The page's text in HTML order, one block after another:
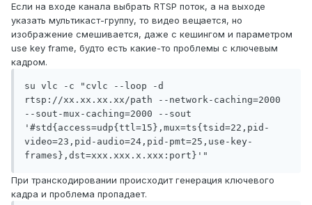
Если на входе канала выбрать RTSP поток, а на выходе
указать мультикаст-группу, то видео вещается, но
изображение смешивается, даже с кешингом и параметром
use key frame, будто есть какие-то проблемы с ключевым
кадром.
su vlc -c "cvlc --loop -d
rtsp://xx.xx.xx.xx/path --network-caching=2000
--sout-mux-caching=2000 --sout
'#std{access=udp{ttl=15},mux=ts{tsid=22,pid-
video=23,pid-audio=24,pid-pmt=25,use-key-
frames},dst=xxx.xxx.x.xxx:port}'"
При транскодировании происходит генерация ключевого
кадра и проблема пропадает.